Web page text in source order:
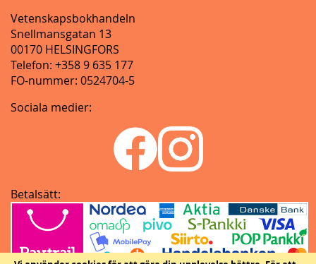
Vetenskapsbokhandeln
Snellmansgatan 13
00170 HELSINGFORS
Telefon: +358 9 635 177
FO-nummer: 0524704-5
Sociala medier:
Betalsätt: